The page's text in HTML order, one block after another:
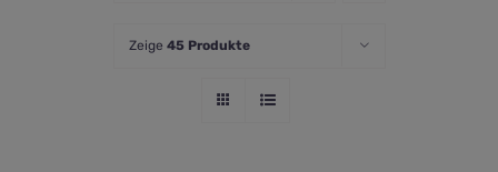
Zeige 45 Produkte